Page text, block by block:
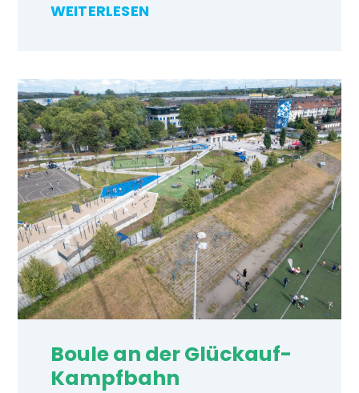
WEITERLESEN
Boule an der Glückauf-
Kampfbahn